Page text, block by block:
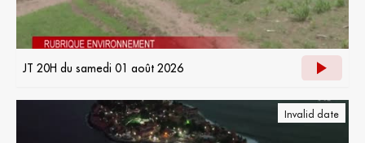
JT 20H du samedi 01 août 2026
Invalid date